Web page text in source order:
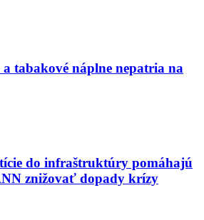
tabakové náplne nepatria na
do infraštruktúry pomáhajú
znižovať dopady krízy